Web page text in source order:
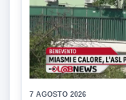
7 AGOSTO 2026